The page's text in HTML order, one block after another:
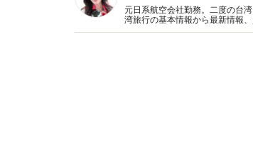
元日系航空会社勤務。二度の台
湾旅行の基本情報から最新情報